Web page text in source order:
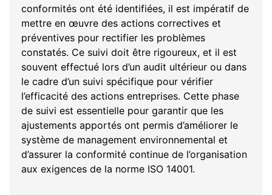
conformités ont été identifiées, il est impératif de
mettre en œuvre des actions correctives et
préventives pour rectifier les problèmes
constatés. Ce suivi doit être rigoureux, et il est
souvent effectué lors d’un audit ultérieur ou dans
le cadre d’un suivi spécifique pour vérifier
l’efficacité des actions entreprises. Cette phase
de suivi est essentielle pour garantir que les
ajustements apportés ont permis d’améliorer le
système de management environnemental et
d’assurer la conformité continue de l’organisation
aux exigences de la norme ISO 14001.